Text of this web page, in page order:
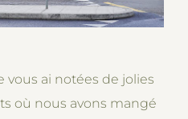
vous ai notées de jolies
où nous avons mangé